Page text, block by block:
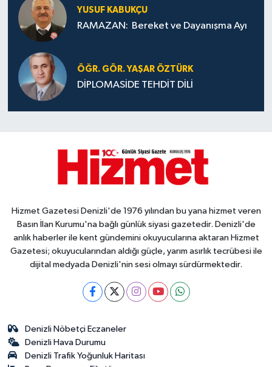
YUSUF KABUKÇU
RAMAZAN: Bereket ve Dayanışma Ayı
ÖĞR. GÖR. YAŞAR ÖZTÜRK
DİPLOMASİDE TEHDİT DİLİ
Hizmet Gazetesi Denizli'de 1976 yılından bu yana hizmet veren
Basın İlan Kurumu'na bağlı günlük siyasi gazetedir. Denizli'de
anlık haberler ile kent gündemini okuyucularına aktaran Hizmet
Gazetesi; okuyucularından aldığı güçle, yarım asırlık tecrübesi ile
dijital medyada Denizli'nin sesi olmayı sürdürmektedir.
Denizli Nöbetçi Eczaneler
Denizli Hava Durumu
Denizli Trafik Yoğunluk Haritası